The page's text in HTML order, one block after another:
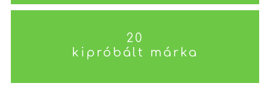
20
kipróbált márka